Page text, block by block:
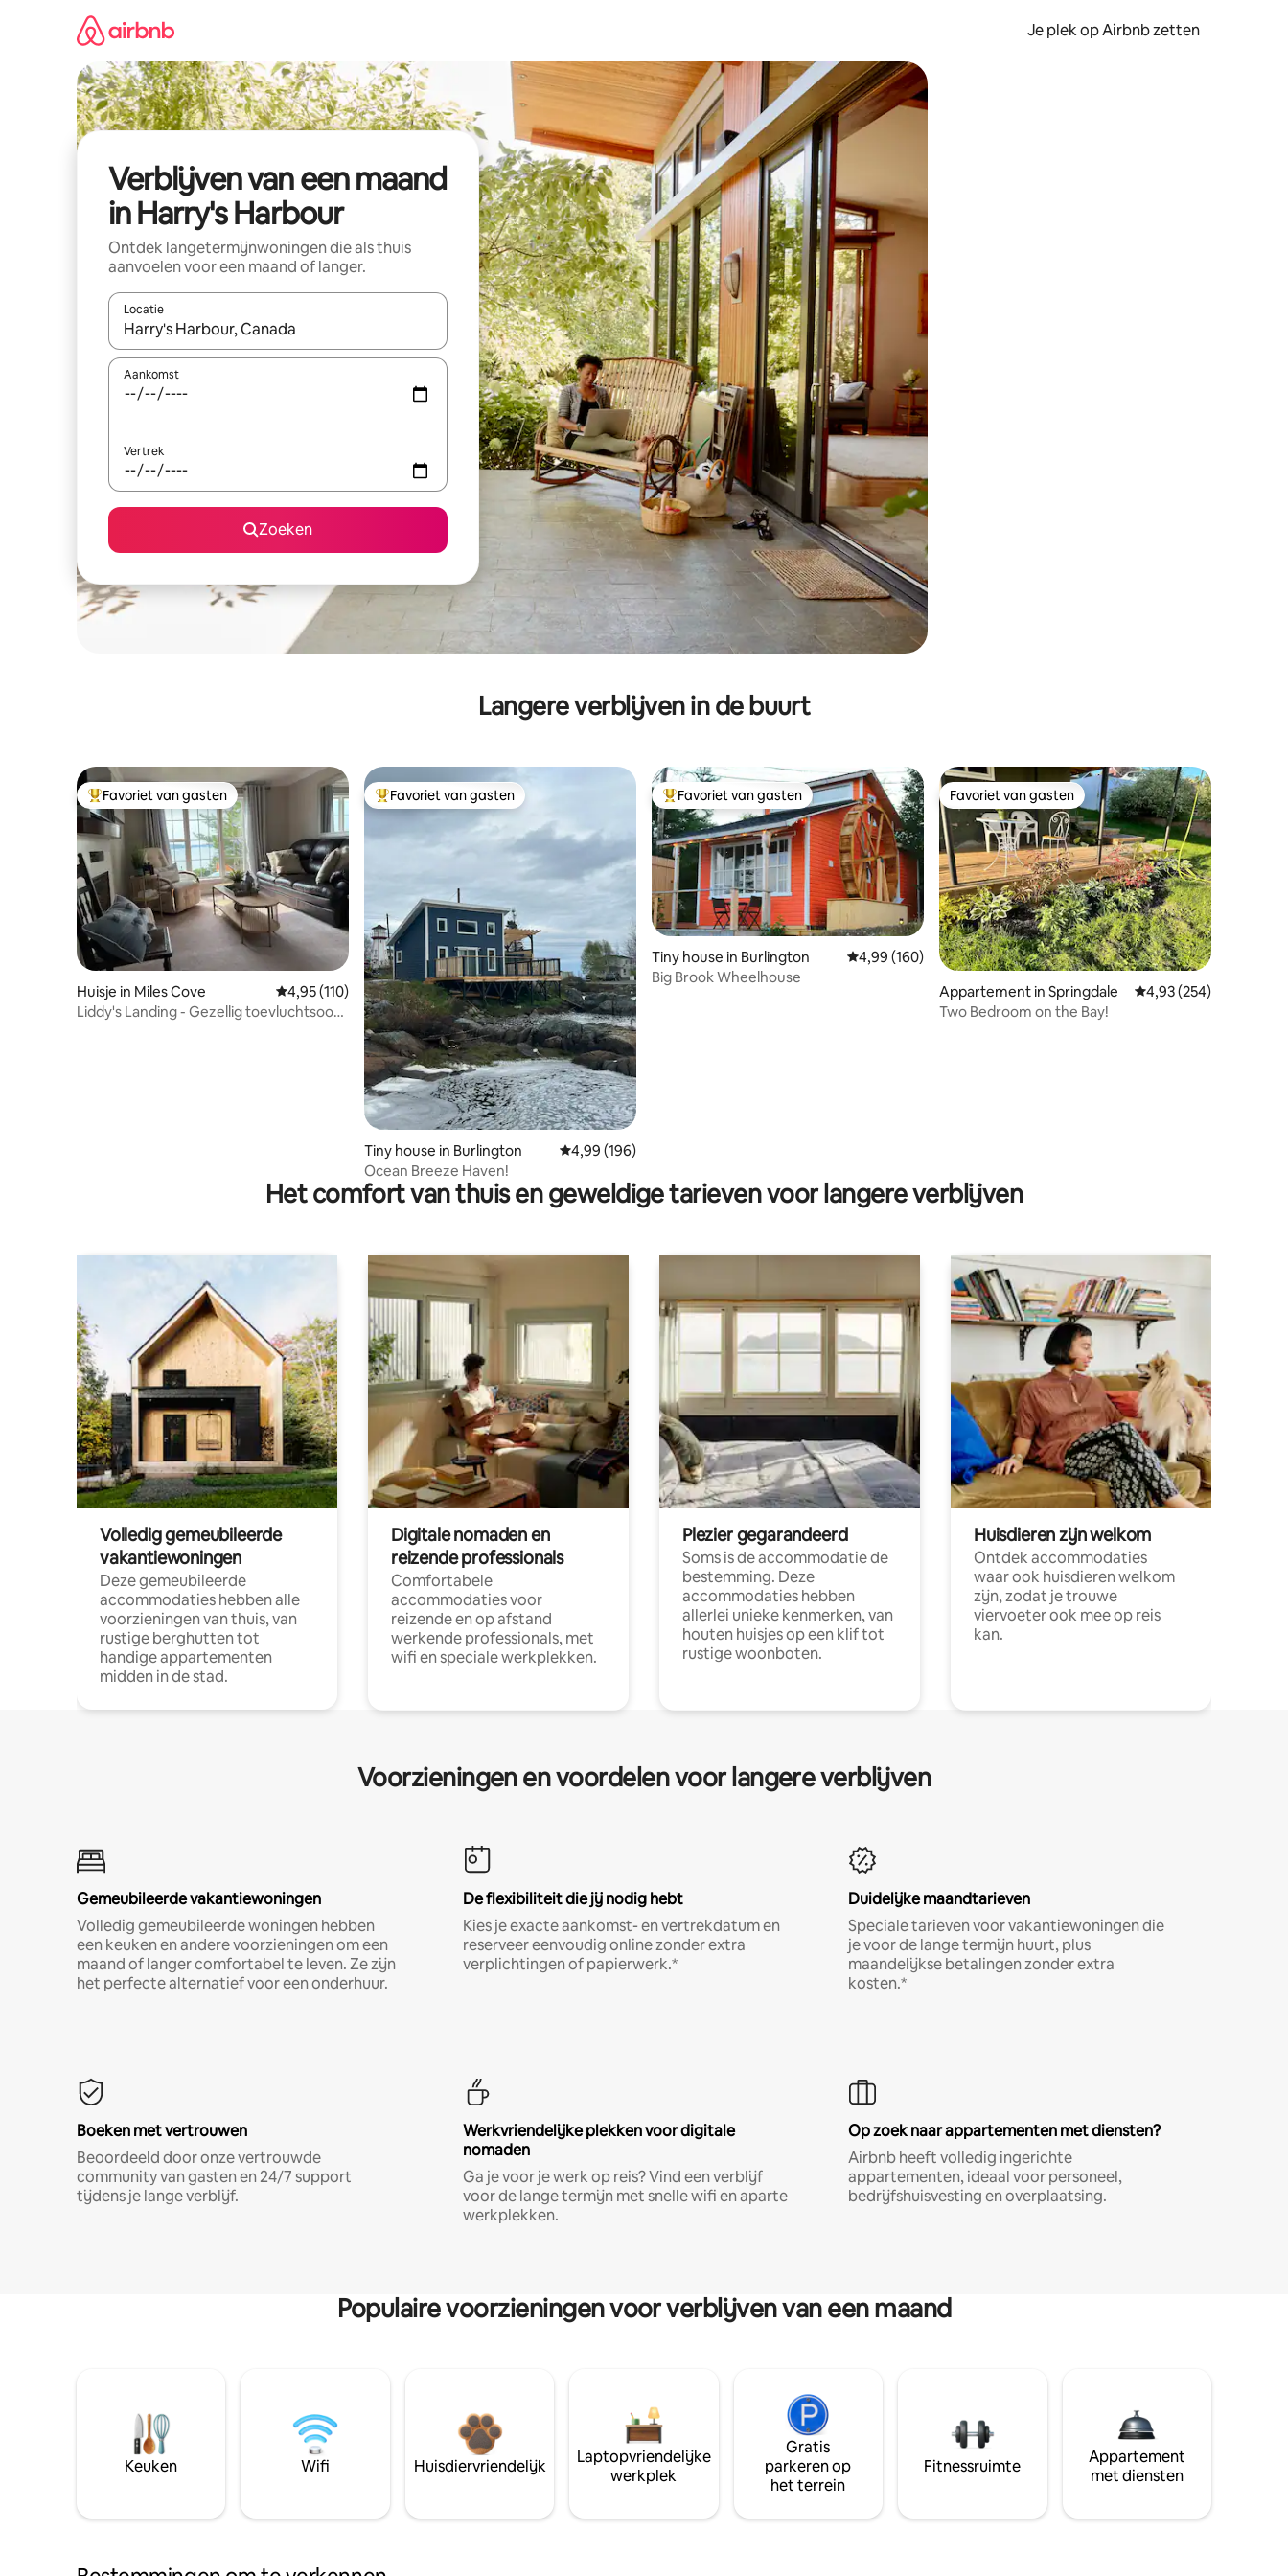
Je plek op Airbnb zetten
Verblijven van een maand
in Harry's Harbour
Ontdek langetermijnwoningen die als thuis
aanvoelen voor een maand of langer.
Locatie
Wanneer er resultaten beschikbaar zijn, maak je een keuze met je de pijltjestoetsen omhoog en omlaag, óf door te tikken of swipen.
Aankomst
Vertrek
Zoeken
Langere verblijven in de buurt
Topfavoriet van gasten
Favoriet van gasten
Huisje in Miles Cove Gemiddelde beoordeling van 4,95 op 5, 110 recensies
4,95 (110)
Liddy's Landing - Gezellig toevluchtsoord
Topfavoriet van gasten
Favoriet van gasten
Tiny house in Burlington Gemiddelde beoordeling van 4,99 op 5, 196 recensies
4,99 (196)
Ocean Breeze Haven!
Topfavoriet van gasten
Favoriet van gasten
Tiny house in Burlington Gemiddelde beoordeling van 4,99 op 5, 160 recensies
4,99 (160)
Big Brook Wheelhouse
Favoriet van gasten
Favoriet van gasten
Appartement in Springdale Gemiddelde
4,93 (254)
Two Bedroom on the Bay!
Het comfort van thuis en geweldige tarieven voor langere verblijven
Volledig gemeubileerde
vakantiewoningen
Deze gemeubileerde
accommodaties hebben alle
voorzieningen van thuis, van
rustige berghutten tot
handige appartementen
midden in de stad.
Digitale nomaden en
reizende professionals
Comfortabele
accommodaties voor
reizende en op afstand
werkende professionals, met
wifi en speciale werkplekken.
Plezier gegarandeerd
Soms is de accommodatie de
bestemming. Deze
accommodaties hebben
allerlei unieke kenmerken, van
houten huisjes op een klif tot
rustige woonboten.
Huisdieren zijn welkom
Ontdek accommodaties
waar ook huisdieren welkom
zijn, zodat je trouwe
viervoeter ook mee op reis
kan.
Voorzieningen en voordelen voor langere verblijven
Gemeubileerde vakantiewoningen
Volledig gemeubileerde woningen hebben
een keuken en andere voorzieningen om een
maand of langer comfortabel te leven. Ze zijn
het perfecte alternatief voor een onderhuur.
De flexibiliteit die jij nodig hebt
Kies je exacte aankomst- en vertrekdatum en
reserveer eenvoudig online zonder extra
verplichtingen of papierwerk.*
Duidelijke maandtarieven
Speciale tarieven voor vakantiewoningen die
je voor de lange termijn huurt, plus
maandelijkse betalingen zonder extra
kosten.*
Boeken met vertrouwen
Beoordeeld door onze vertrouwde
community van gasten en 24/7 support
tijdens je lange verblijf.
Werkvriendelijke plekken voor digitale
nomaden
Ga je voor je werk op reis? Vind een verblijf
voor de lange termijn met snelle wifi en aparte
werkplekken.
Op zoek naar appartementen met diensten?
Airbnb heeft volledig ingerichte
appartementen, ideaal voor personeel,
bedrijfshuisvesting en overplaatsing.
Populaire voorzieningen voor verblijven van een maand
Keuken Wifi Huisdiervriendelijk
Laptopvriendelijke
werkplek
Gratis
parkeren op
het terrein
Fitnessruimte
Appartement
met diensten